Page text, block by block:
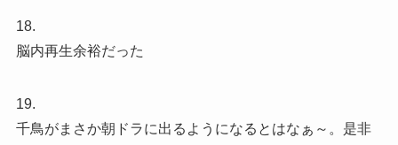
18.
脳内再生余裕だった
19.
千鳥がまさか朝ドラに出るようになるとはなぁ～。是非